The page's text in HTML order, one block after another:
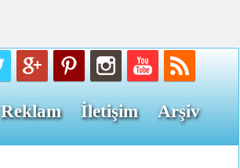
Reklam İletişim Arşiv